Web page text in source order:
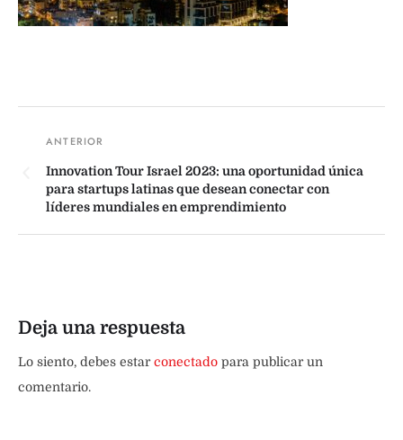
Innovation Tour Israel 2023: una oportunidad única
para startups latinas que desean conectar con
líderes mundiales en emprendimiento
Deja una respuesta
Lo siento, debes estarconectado para publicar un
comentario.